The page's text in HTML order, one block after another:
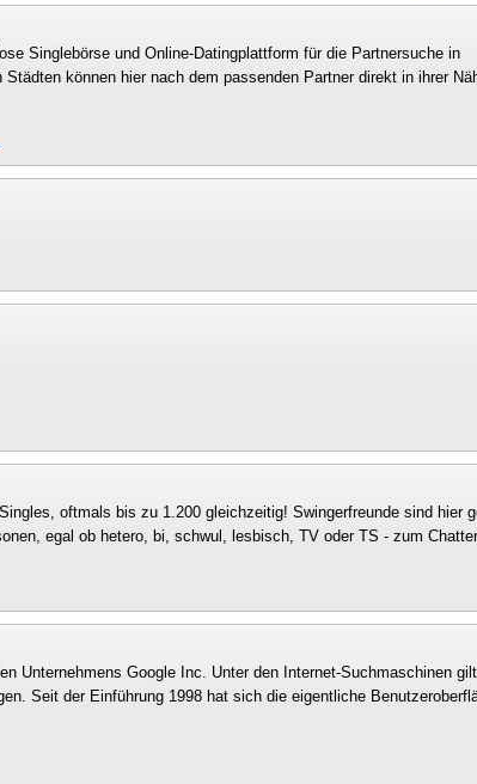
Singlebörse und Online-Datingplattform für die Partnersuche in
können hier nach dem passenden Partner direkt in ihrer
oftmals bis zu 1.200 gleichzeitig! Swingerfreunde sind hier
egal ob hetero, bi, schwul, lesbisch, TV oder TS - zum
Unternehmens Google Inc. Unter den Internet-Suchmaschinen
Seit der Einführung 1998 hat sich die eigentliche